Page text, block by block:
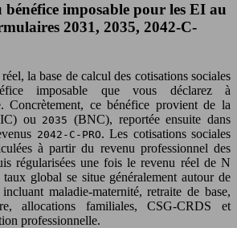
imposable pour les EI au
2031, 2035, 2042-C-
la base de calcul des cotisations sociales
imposable que vous déclarez à
Concrètement, ce bénéfice provient de la
ou 2035 (BNC), reportée ensuite dans
2042-C-PRO. Les cotisations sociales
à partir du revenu professionnel des
régularisées une fois le revenu réel de N
global se situe généralement autour de
maladie-maternité, retraite de base,
allocations familiales, CSG-CRDS et
professionnelle.